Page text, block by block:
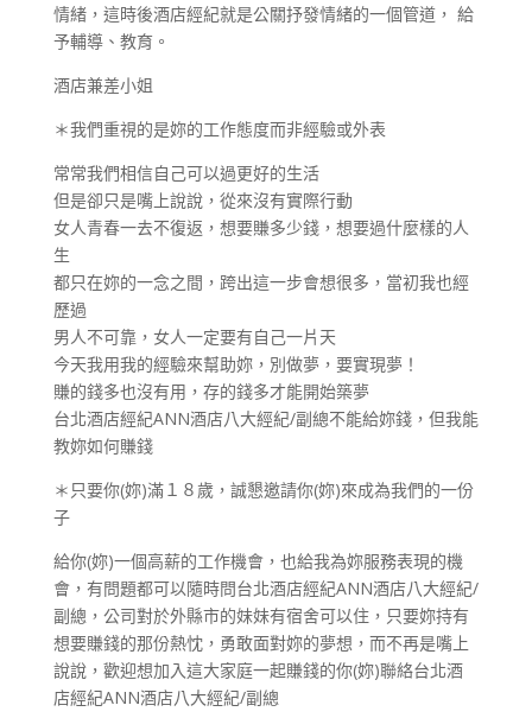
情緒，這時後酒店經紀就是公關抒發情緒的一個管道， 給
予輔導、教育。
酒店兼差小姐
＊我們重視的是妳的工作態度而非經驗或外表
常常我們相信自己可以過更好的生活
但是卻只是嘴上說說，從來沒有實際行動
女人青春一去不復返，想要賺多少錢，想要過什麼樣的人
生
都只在妳的一念之間，跨出這一步會想很多，當初我也經
歷過
男人不可靠，女人一定要有自己一片天
今天我用我的經驗來幫助妳，別做夢，要實現夢！
賺的錢多也沒有用，存的錢多才能開始築夢
台北酒店經紀ANN酒店八大經紀/副總不能給妳錢，但我能
教妳如何賺錢
＊只要你(妳)滿１８歲，誠懇邀請你(妳)來成為我們的一份
子
給你(妳)一個高薪的工作機會，也給我為妳服務表現的機
會，有問題都可以隨時問台北酒店經紀ANN酒店八大經紀/
副總，公司對於外縣市的妹妹有宿舍可以住，只要妳持有
想要賺錢的那份熱忱，勇敢面對妳的夢想，而不再是嘴上
說說，歡迎想加入這大家庭一起賺錢的你(妳)聯絡台北酒
店經紀ANN酒店八大經紀/副總